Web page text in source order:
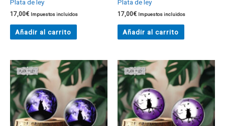
Plata de ley
17,00€ Impuestos incluidos
Añadir al carrito
Plata de ley
17,00€ Impuestos incluidos
Añadir al carrito